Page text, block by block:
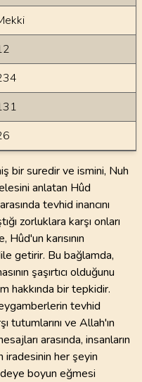
bir suredir ve ismini, Nuh
anlatan Hûd
tevhid inancını
zorluklara karşı onları
karısının
getirir. Bu bağlamda,
şaşırtıcı olduğunu
hakkında bir tepkidir.
tevhid
tutumlarını ve Allah'ın
arasında, insanların
iradesinin her şeyin
boyun eğmesi